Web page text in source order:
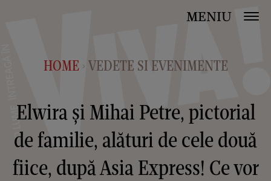
MENIU
HOME > VEDETE SI EVENIMENTE
Elwira și Mihai Petre, pictorial
de familie, alături de cele două
fiice, după Asia Express! Ce vor